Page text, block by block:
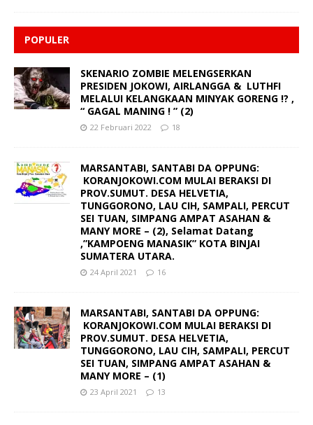
POPULER
SKENARIO ZOMBIE MELENGSERKAN
PRESIDEN JOKOWI, AIRLANGGA & LUTHFI
MELALUI KELANGKAAN MINYAK GORENG !? ,
“ GAGAL MANING ! ” (2)
22 Februari 2022 18
MARSANTABI, SANTABI DA OPPUNG:
KORANJOKOWI.COM MULAI BERAKSI DI
PROV.SUMUT. DESA HELVETIA,
TUNGGORONO, LAU CIH, SAMPALI, PERCUT
SEI TUAN, SIMPANG AMPAT ASAHAN &
MANY MORE – (2), Selamat Datang
,”KAMPOENG MANASIK” KOTA BINJAI
SUMATERA UTARA.
24 April 2021 16
MARSANTABI, SANTABI DA OPPUNG:
KORANJOKOWI.COM MULAI BERAKSI DI
PROV.SUMUT. DESA HELVETIA,
TUNGGORONO, LAU CIH, SAMPALI, PERCUT
SEI TUAN, SIMPANG AMPAT ASAHAN &
MANY MORE – (1)
23 April 2021 13